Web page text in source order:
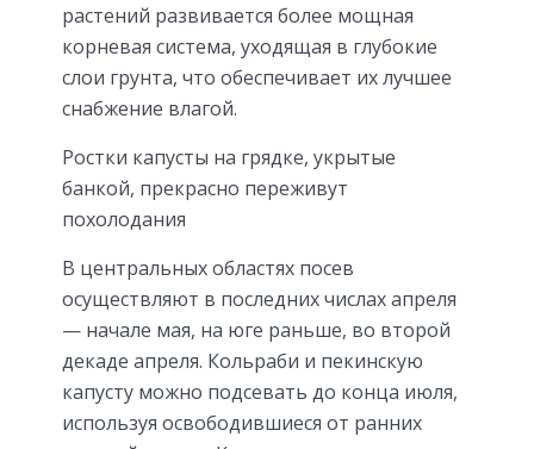
растений развивается более мощная
корневая система, уходящая в глубокие
слои грунта, что обеспечивает их лучшее
снабжение влагой.
Ростки капусты на грядке, укрытые
банкой, прекрасно переживут
похолодания
В центральных областях посев
осуществляют в последних числах апреля
— начале мая, на юге раньше, во второй
декаде апреля. Кольраби и пекинскую
капусту можно подсевать до конца июля,
используя освободившиеся от ранних